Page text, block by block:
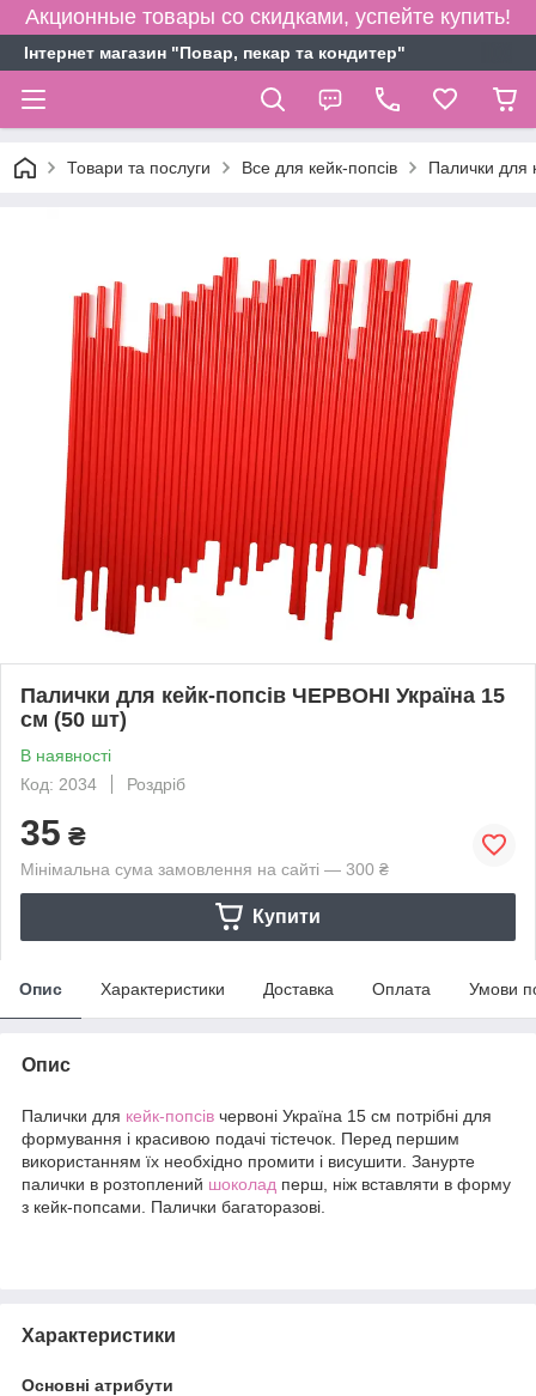
Акционные товары со скидками, успейте купить!
Інтернет магазин "Повар, пекар та кондитер"
Товари та послуги Все для кейк-попсів Палички для
Палички для кейк-попсів ЧЕРВОНІ Україна 15
см (50 шт)
В наявності
Код: 2034
Роздріб
35 ₴
Мінімальна сума замовлення на сайті — 300 ₴
Купити
Опис Характеристики Доставка Оплата Умови
Опис
Палички для кейк-попсів червоні Україна 15 см потрібні для
формування і красивою подачі тістечок. Перед першим
використанням їх необхідно промити і висушити. Занурте
палички в розтоплений шоколад перш, ніж вставляти в форму
з кейк-попсами. Палички багаторазові.
Характеристики
Основні атрибути